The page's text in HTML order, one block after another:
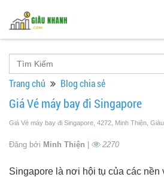
Trang chủ Blog chia sẻ
Giá Vé máy bay đi Singapore
Giá Vé máy bay đi Singapore, 4272, Minh Thiện,
Đăng bởi Minh Thiện | 2270
Singapore là nơi hội tụ của các nền